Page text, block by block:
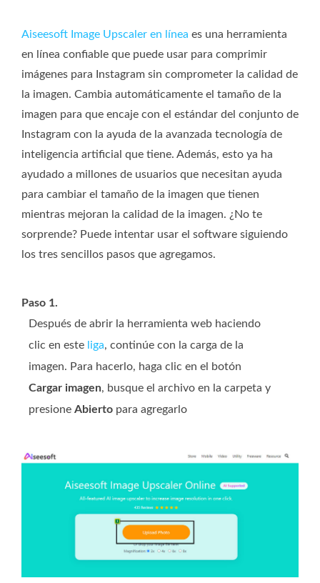
Aiseesoft Image Upscaler en línea es una herramienta
en línea confiable que puede usar para comprimir
imágenes para Instagram sin comprometer la calidad de
la imagen. Cambia automáticamente el tamaño de la
imagen para que encaje con el estándar del conjunto de
Instagram con la ayuda de la avanzada tecnología de
inteligencia artificial que tiene. Además, esto ya ha
ayudado a millones de usuarios que necesitan ayuda
para cambiar el tamaño de la imagen que tienen
mientras mejoran la calidad de la imagen. ¿No te
sorprende? Puede intentar usar el software siguiendo
los tres sencillos pasos que agregamos.
Paso 1.
Después de abrir la herramienta web haciendo
clic en este liga, continúe con la carga de la
imagen. Para hacerlo, haga clic en el botón
Cargar imagen, busque el archivo en la carpeta y
presione Abierto para agregarlo